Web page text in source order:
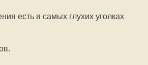
есть в самых глухих уголках